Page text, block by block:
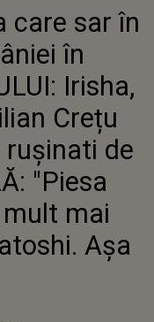
ÎN SCANDALUL
RIMES ȘI
DEZAMĂGIȚI ȘI
"PIESA
MAI BUNĂ
care sar în
în
Irisha,
Crețu
de
"Piesa
mai
Așa